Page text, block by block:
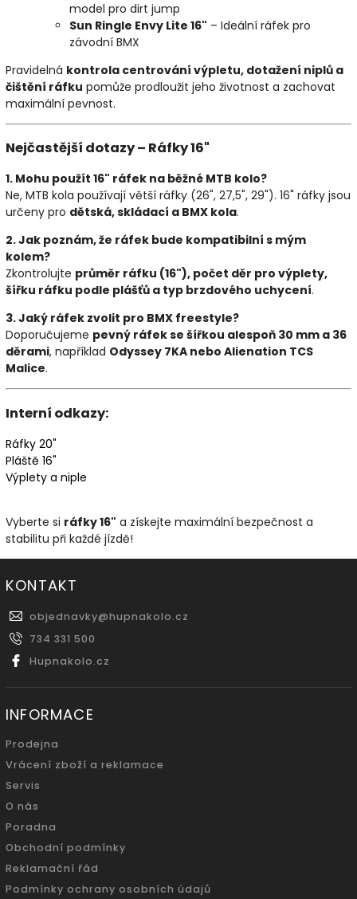
model pro dirt jump
Sun Ringle Envy Lite 16" – Ideální ráfek pro
závodní BMX
Pravidelná kontrola centrování výpletu, dotažení niplů a
čištění ráfku pomůže prodloužit jeho životnost a zachovat
maximální pevnost.
Nejčastější dotazy – Ráfky 16"
1. Mohu použít 16" ráfek na běžné MTB kolo?
Ne, MTB kola používají větší ráfky (26", 27,5", 29"). 16" ráfky jsou
určeny pro dětská, skládací a BMX kola.
2. Jak poznám, že ráfek bude kompatibilní s mým
kolem?
Zkontrolujte průměr ráfku (16"), počet děr pro výplety,
šířku ráfku podle plášťů a typ brzdového uchycení.
3. Jaký ráfek zvolit pro BMX freestyle?
Doporučujeme pevný ráfek se šířkou alespoň 30 mm a 36
děrami, například Odyssey 7KA nebo Alienation TCS
Malice.
Interní odkazy:
Ráfky 20"
Pláště 16"
Výplety a niple
Vyberte si ráfky 16" a získejte maximální bezpečnost a
stabilitu při každé jízdě!
KONTAKT
objednavky@hupnakolo.cz
734 331 500
Hupnakolo.cz
INFORMACE
Prodejna
Vrácení zboží a reklamace
Servis
O nás
Poradna
Obchodní podmínky
Reklamační řád
Podmínky ochrany osobních údajů